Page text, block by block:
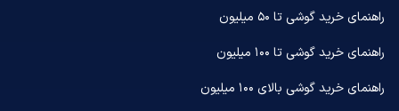
راهنمای خرید گوشی تا ۵۰ میلیون
راهنمای خرید گوشی تا ۱۰۰ میلیون
راهنمای خرید گوشی بالای ۱۰۰ میلیون